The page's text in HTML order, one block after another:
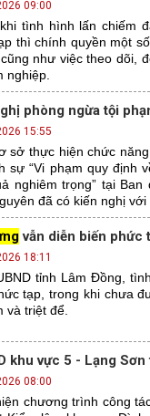
09:00
tình hình lấn chiếm
thì chính quyền một
như việc theo dõi,
nghiệp.
phòng ngừa tội
15:55
sở thực hiện chức
sự “Vi phạm quy định
nghiêm trọng” tại
đã có kiến nghị
vẫn diễn biến phức
18:11
tỉnh Lâm Đồng,
tạp, trong khi chưa
và triệt để.
khu vực 5 - Lạng
08:00
chương trình công